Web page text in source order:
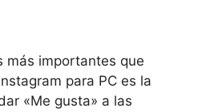
​más⁣ importantes que
para PC‍ es la
«Me gusta»⁢ a las